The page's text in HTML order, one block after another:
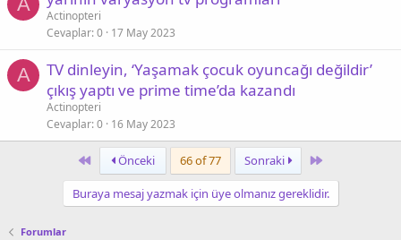
Actinopteri
Cevaplar 0 17 May 2023
A
TV dinleyin, ‘Yaşamak çocuk oyuncağı değildir’
çıkış yaptı ve prime time’da kazandı
Actinopteri
Cevaplar 0 16 May 2023
First Önceki 66 of 77 Sonraki Last
Buraya mesaj yazmak için üye olmanız gereklidir.
Forumlar